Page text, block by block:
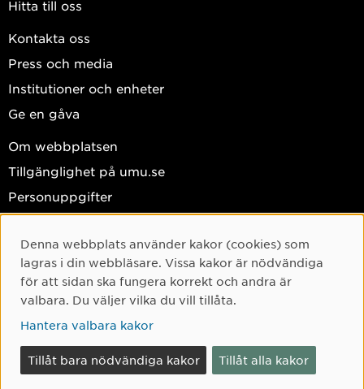
Hitta till oss
Kontakta oss
Press och media
Institutioner och enheter
Ge en gåva
Om webbplatsen
Tillgänglighet på umu.se
Personuppgifter
Facebook
Instagram
TikTok
Youtube
LinkedIn
Cookie-samtycke
Denna webbplats använder kakor (cookies) som
lagras i din webbläsare. Vissa kakor är nödvändiga
för att sidan ska fungera korrekt och andra är
valbara. Du väljer vilka du vill tillåta.
Hantera valbara kakor
Tillåt bara nödvändiga kakor Tillåt alla kakor